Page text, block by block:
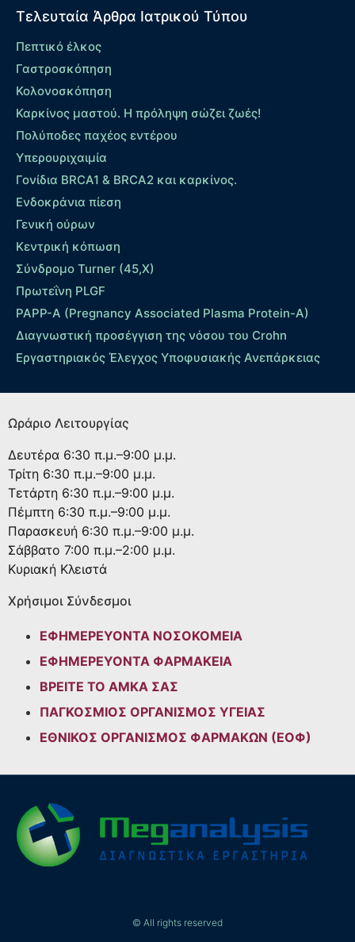
Τελευταία Άρθρα Ιατρικού Τύπου
Πεπτικό έλκος
Γαστροσκόπηση
Κολονοσκόπηση
Καρκίνος μαστού. Η πρόληψη σώζει ζωές!
Πολύποδες παχέος εντέρου
Yπερουριχαιμία
Γονίδια BRCA1 & BRCA2 και καρκίνος.
Ενδοκράνια πίεση
Γενική ούρων
Κεντρική κόπωση
Σύνδρομο Turner (45,X)
Πρωτεΐνη PLGF
PAPP-A (Pregnancy Associated Plasma Protein-A)
Διαγνωστική προσέγγιση της νόσου του Crohn
Εργαστηριακός Έλεγχος Υποφυσιακής Ανεπάρκειας
Ωράριο Λειτουργίας
Δευτέρα 6:30 π.μ.–9:00 μ.μ.
Τρίτη 6:30 π.μ.–9:00 μ.μ.
Τετάρτη 6:30 π.μ.–9:00 μ.μ.
Πέμπτη 6:30 π.μ.–9:00 μ.μ.
Παρασκευή 6:30 π.μ.–9:00 μ.μ.
Σάββατο 7:00 π.μ.–2:00 μ.μ.
Κυριακή Κλειστά
Χρήσιμοι Σύνδεσμοι
ΕΦΗΜΕΡΕΥΟΝΤΑ ΝΟΣΟΚΟΜΕΙΑ
ΕΦΗΜΕΡΕΥΟΝΤΑ ΦΑΡΜΑΚΕΙΑ
ΒΡΕΙΤΕ ΤΟ ΑΜΚΑ ΣΑΣ
ΠΑΓΚΟΣΜΙΟΣ ΟΡΓΑΝΙΣΜΟΣ ΥΓΕΙΑΣ
ΕΘΝΙΚΟΣ ΟΡΓΑΝΙΣΜΟΣ ΦΑΡΜΑΚΩΝ (ΕΟΦ)
© All rights reserved